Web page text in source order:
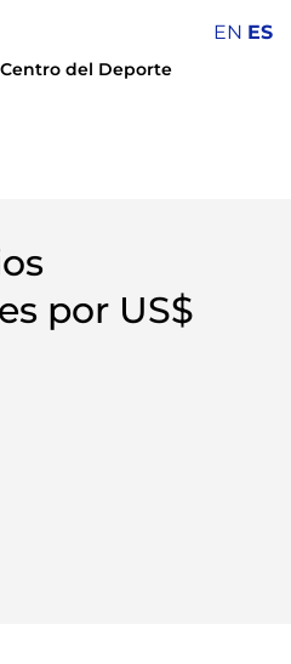
Centro del Deporte
por US$
EN ES